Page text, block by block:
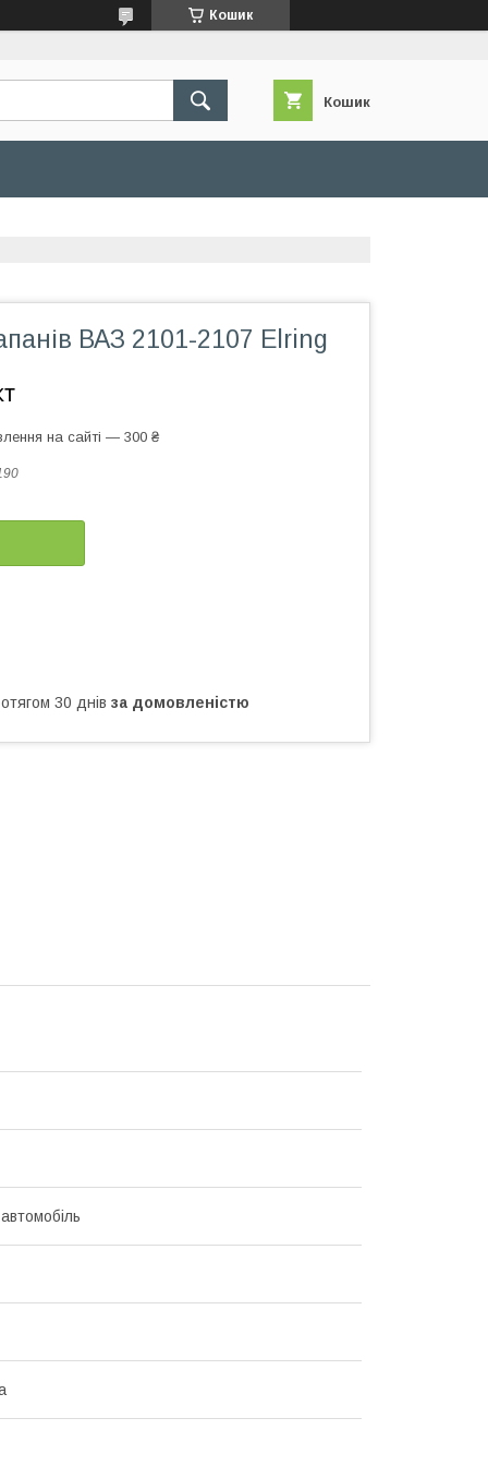
Кошик
Кошик
ВАЗ 2101-2107 Elring
на сайті — 300 ₴
30 днів за домовленістю